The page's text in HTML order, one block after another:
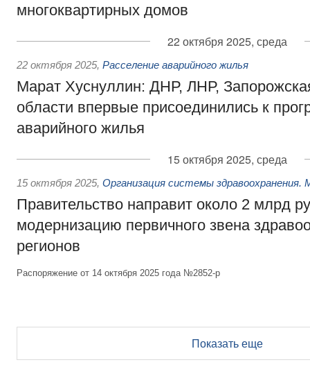
многоквартирных домов
22 октября 2025, среда
22 октября 2025, Расселение аварийного жилья
Марат Хуснуллин: ДНР, ЛНР,
области впервые присоединились к
аварийного жилья
15 октября 2025, среда
15 октября 2025, Организация системы здравоохранения.
Правительство направит около 2 млрд
модернизацию первичного звена
регионов
Распоряжение от 14 октября 2025 года №2852-р
Показать еще